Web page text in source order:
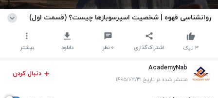
روانشناسی قهوه | شخصیت اسپرسوبازها چیست؟ (قسمت اول)
اشتراک‌گذاری ۰ نظر دانلود بیشتر ۳ لایک
AcademyNab
منتشر شده در تاریخ ۱۴۰۵/۰۳/۳۱
دنبال کردن